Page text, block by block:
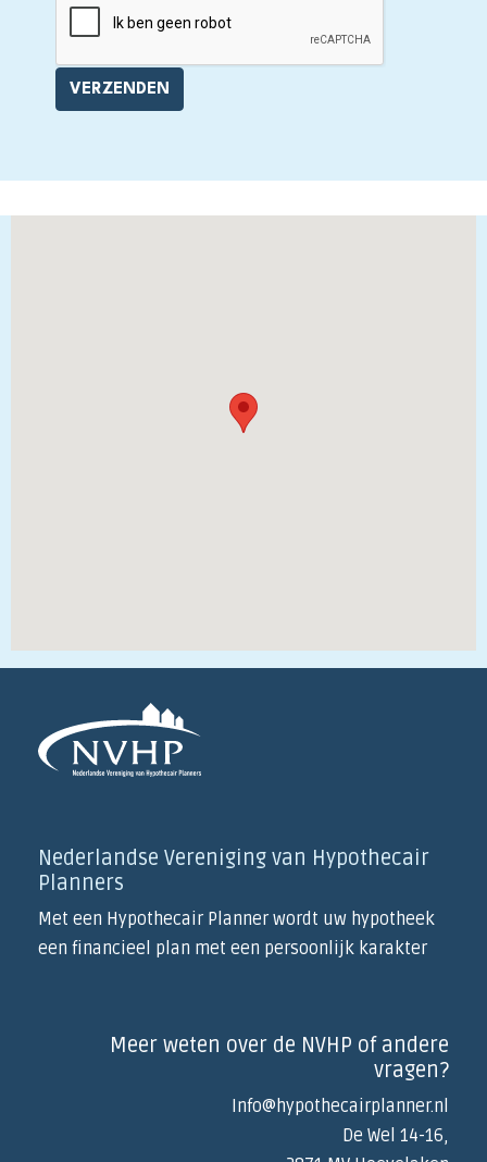
Nederlandse Vereniging van Hypothecair
Planners
Met een Hypothecair Planner wordt uw hypotheek
een financieel plan met een persoonlijk karakter
Meer weten over de NVHP of andere
vragen?
Info@hypothecairplanner.nl
De Wel 14-16,